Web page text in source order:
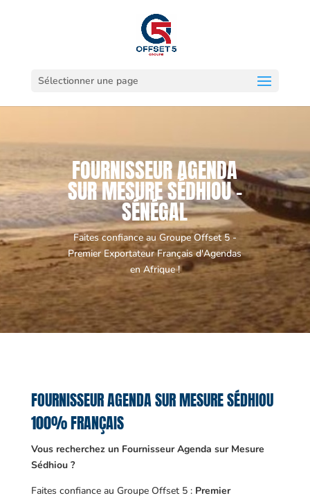
Sélectionner une page
FOURNISSEUR AGENDA
SUR MESURE SÉDHIOU -
SÉNÉGAL
Faites confiance au Groupe Offset 5 -
Premier Exportateur Français d'Agendas
en Afrique !
FOURNISSEUR AGENDA SUR MESURE SÉDHIOU
100% FRANÇAIS
Vous recherchez un Fournisseur Agenda sur Mesure
Sédhiou ?
Faites confiance au Groupe Offset 5 : Premier